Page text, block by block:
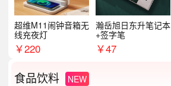
超维M11闹钟音箱无
线充夜灯
￥220
瀚岳旭日东升笔记本
+签字笔
￥47
食品饮料 NEW